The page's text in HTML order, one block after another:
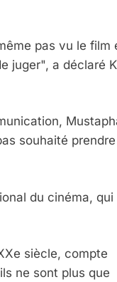
pas vu le film
juger", a déclaré
souhaité prendre
du cinéma, qui
siècle, compte
ne sont plus que
D’ADL Contre
MA